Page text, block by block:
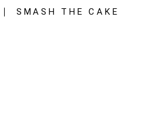
SMASH THE CAKE